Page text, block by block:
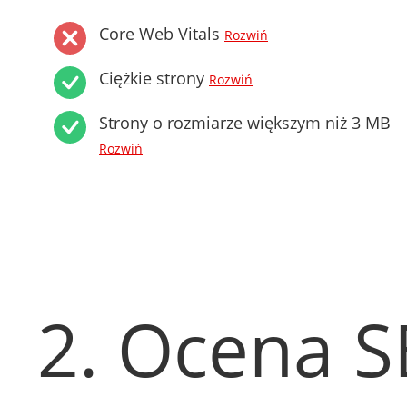
Core Web Vitals Rozwiń
Ciężkie strony Rozwiń
Strony o rozmiarze większym niż 3 MB
Rozwiń
2. Ocena